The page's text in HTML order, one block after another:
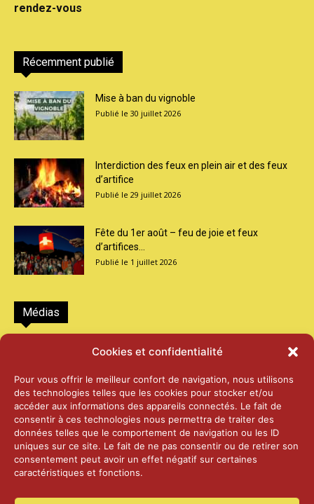
Cookies et confidentialité
Pour vous offrir le meilleur confort de navigation, nous utilisons
des technologies telles que les cookies pour stocker et/ou
accéder aux informations des appareils connectés. Le fait de
consentir à ces technologies nous permettra de traiter des
données telles que le comportement de navigation ou les ID
uniques sur ce site. Le fait de ne pas consentir ou de retirer son
consentement peut avoir un effet négatif sur certaines
caractéristiques et fonctions.
rendez-vous
Récemment publié
Mise à ban du vignoble
30 juillet 2026
Interdiction des feux en plein air et des feux
d’artifice
29 juillet 2026
Fête du 1er août – feu de joie et feux
d’artifices...
1 juillet 2026
Médias
2026 – Laiterie d’Orsières et Abbaye de St-
25 juin 2026
2025 – Palais Fédéral – Berne
25 juin 2026
14 janvier 2025